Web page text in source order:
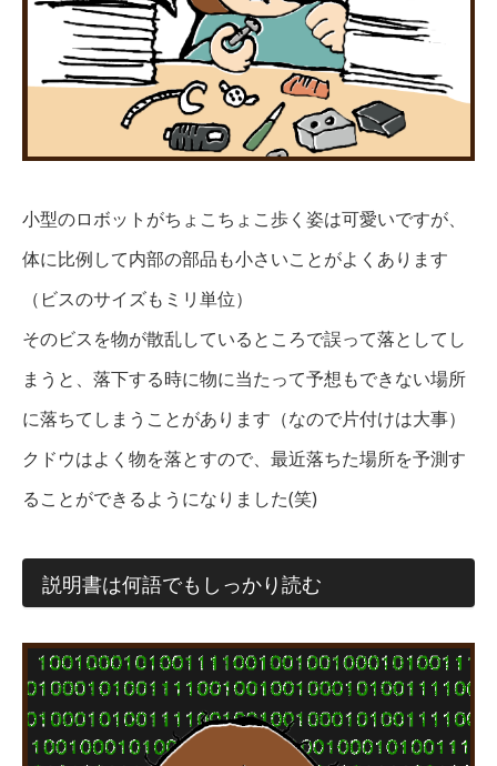
小型のロボットがちょこちょこ歩く姿は可愛いですが、
体に比例して内部の部品も小さいことがよくあります
（ビスのサイズもミリ単位）
そのビスを物が散乱しているところで誤って落としてし
まうと、落下する時に物に当たって予想もできない場所
に落ちてしまうことがあります（なので片付けは大事）
クドウはよく物を落とすので、最近落ちた場所を予測す
ることができるようになりました(笑)
説明書は何語でもしっかり読む